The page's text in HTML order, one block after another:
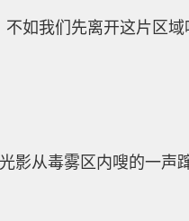
如我们先离开这片区
影从毒雾区内嗖的一声